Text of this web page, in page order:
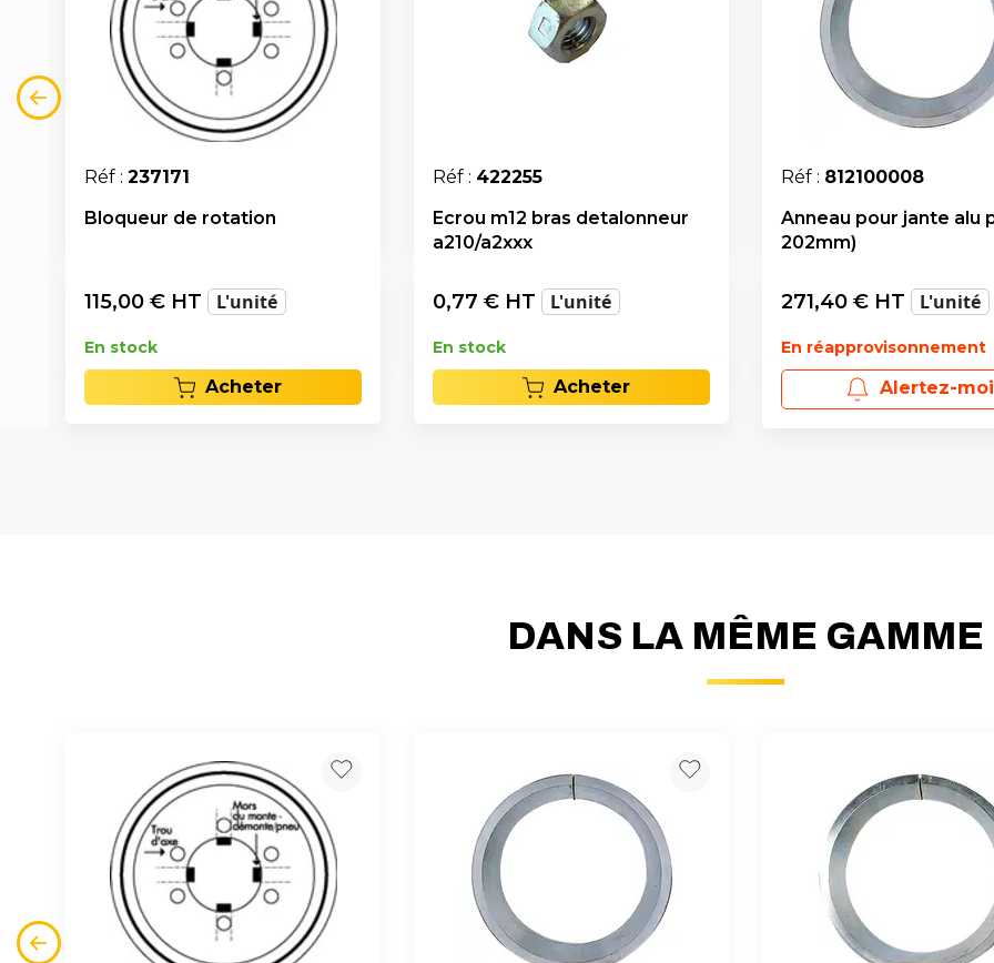
Réf : 237171
Bloqueur de rotation
115,00 € HT L'unité
En stock
Acheter
Réf : 422255
Ecrou m12 bras detalonneur
a210/a2xxx
0,77 € HT L'unité
En stock
Acheter
Réf : 812100008
Anneau pour jante alu
202mm)
271,40 € HT L'unité
En réapprovisonnement
Alertez-
DANS LA MÊME GAMME